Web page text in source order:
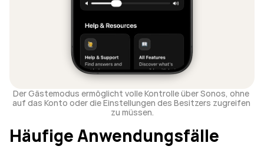
Der Gästemodus ermöglicht volle Kontrolle über Sonos, ohne
auf das Konto oder die Einstellungen des Besitzers zugreifen
zu müssen.
Häufige Anwendungsfälle